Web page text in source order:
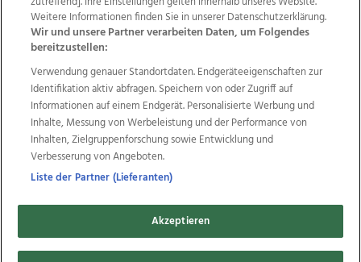
AGB Website
Ehrenkodex Politische Werbung
Weitere Angebote des Medienhauses Wimmer
TV1 di-mog-i.at OÖNow
Ischler Woche
Life Radio
OÖNachrichten
OÖN Immobilien
OÖN Karriere
OÖN Reise
Promenaden Galerien
Regionaljobs
wasistlos.at wirtrauern.at
Copyrights © 2026 Tips Zeitungs GmbH & Co KG
Weitere Informationen finden Sie in unserer Datenschutzerklärung.
Wir und unsere Partner verarbeiten Daten, um Folgendes
bereitzustellen:
Verwendung genauer Standortdaten. Endgeräteeigenschaften zur
Identifikation aktiv abfragen. Speichern von oder Zugriff auf
Informationen auf einem Endgerät. Personalisierte Werbung und
Inhalte, Messung von Werbeleistung und der Performance von
Inhalten, Zielgruppenforschung sowie Entwicklung und
Verbesserung von Angeboten.
Liste der Partner (Lieferanten)
Akzeptieren